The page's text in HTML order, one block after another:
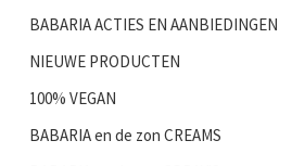
BABARIA ACTIES EN AANBIEDINGEN
NIEUWE PRODUCTEN
100% VEGAN
BABARIA en de zon CREAMS